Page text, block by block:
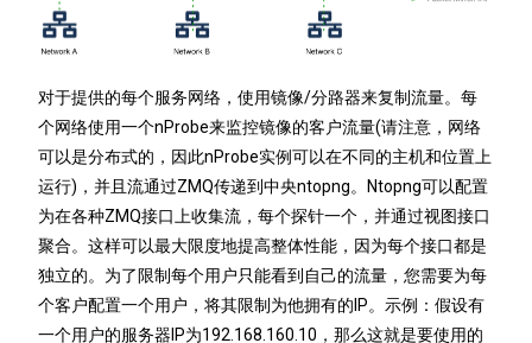
对于提供的每个服务网络，使用镜像/分路器来复制流量。每
个网络使用一个nProbe来监控镜像的客户流量(请注意，网络
可以是分布式的，因此nProbe实例可以在不同的主机和位置上
运行)，并且流通过ZMQ传递到中央ntopng。 Ntopng可以配置
为在各种ZMQ接口上收集流，每个探针一个，并通过视图接口
聚合。这样可以最大限度地提高整体性能，因为每个接口都是
独立的。 为了限制每个用户只能看到自己的流量，您需要为每
个客户配置一个用户，将其限制为他拥有的IP。示例：假设有
一个用户的服务器IP为192.168.160.10，那么这就是要使用的